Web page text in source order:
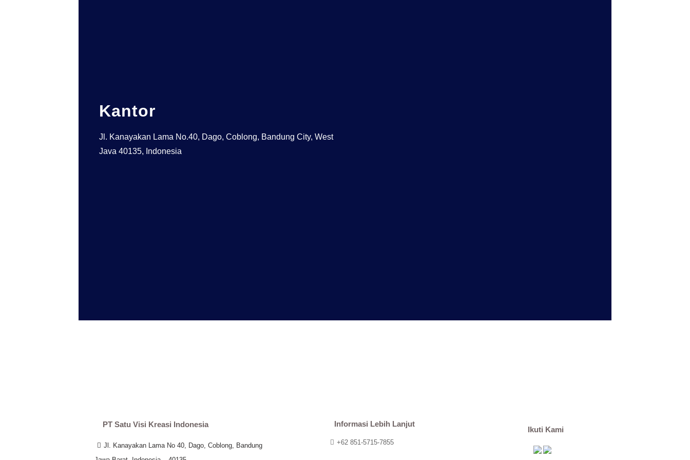
Kantor
Jl. Kanayakan Lama No.40, Dago, Coblong, Bandung City, West
Java 40135, Indonesia
PT Satu Visi Kreasi Indonesia
Jl. Kanayakan Lama No 40, Dago, Coblong, Bandung
Informasi Lebih Lanjut
+62 851-5715-7855
Ikuti Kami